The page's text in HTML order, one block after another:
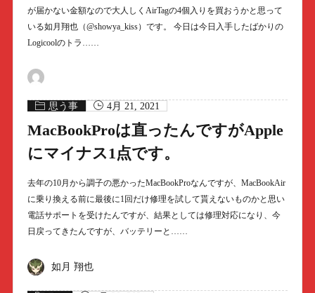
が届かない金額なので大人しくAirTagの4個入りを買おうかと思って
いる如月翔也（@showya_kiss）です。 今日は今日入手したばかりの
Logicoolのトラ……
思う事 4月 21, 2021
MacBookProは直ったんですがApple
にマイナス1点です。
去年の10月から調子の悪かったMacBookProなんですが、MacBookAir
に乗り換える前に最後に1回だけ修理を試して貰えないものかと思い
電話サポートを受けたんですが、結果としては修理対応になり、今
日戻ってきたんですが、バッテリーと……
如月 翔也